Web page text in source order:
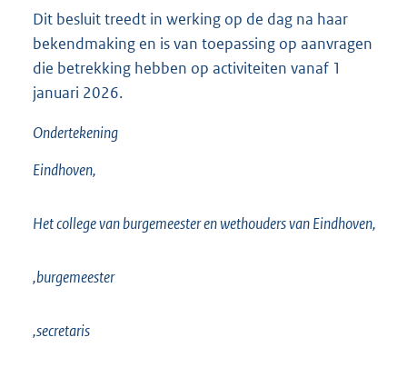
Dit besluit treedt in werking op de dag na haar
bekendmaking en is van toepassing op aanvragen
die betrekking hebben op activiteiten vanaf 1
januari 2026.
Ondertekening
Eindhoven,
Het college van burgemeester en wethouders van Eindhoven,
,burgemeester
,secretaris